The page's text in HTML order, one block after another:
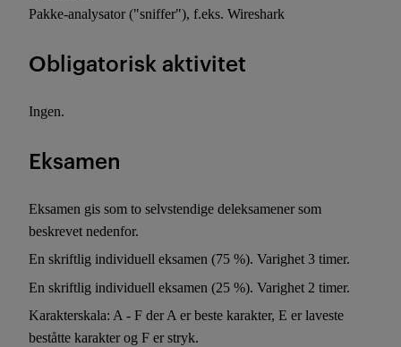
Pakke-analysator ("sniffer"), f.eks. Wireshark
Obligatorisk aktivitet
Ingen.
Eksamen
Eksamen gis som to selvstendige deleksamener som
beskrevet nedenfor.
En skriftlig individuell eksamen (75 %). Varighet 3 timer.
En skriftlig individuell eksamen (25 %). Varighet 2 timer.
Karakterskala: A - F der A er beste karakter, E er laveste
beståtte karakter og F er stryk.